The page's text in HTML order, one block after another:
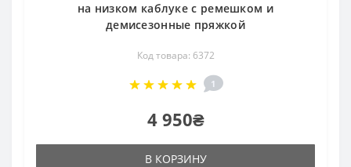
на низком каблуке с ремешком и
демисезонные пряжкой
Код товара: 6372
1
4 950₴
В КОРЗИНУ